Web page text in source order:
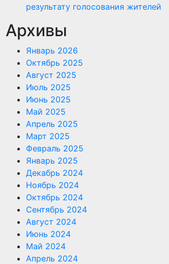
результату голосования жителей
Архивы
Январь 2026
Октябрь 2025
Август 2025
Июль 2025
Июнь 2025
Май 2025
Апрель 2025
Март 2025
Февраль 2025
Январь 2025
Декабрь 2024
Ноябрь 2024
Октябрь 2024
Сентябрь 2024
Август 2024
Июнь 2024
Май 2024
Апрель 2024